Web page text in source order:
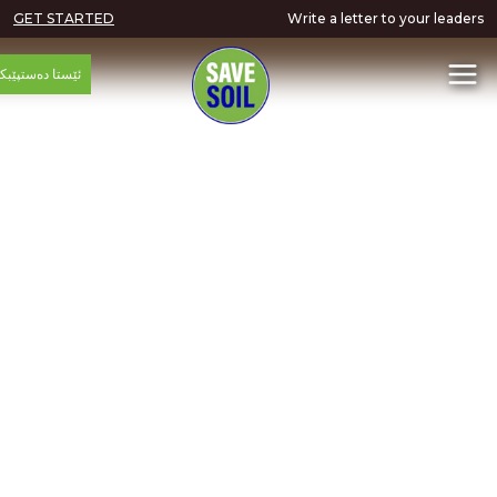
Write a letter to your
GET STARTED
ئێستا دەستپێبکە